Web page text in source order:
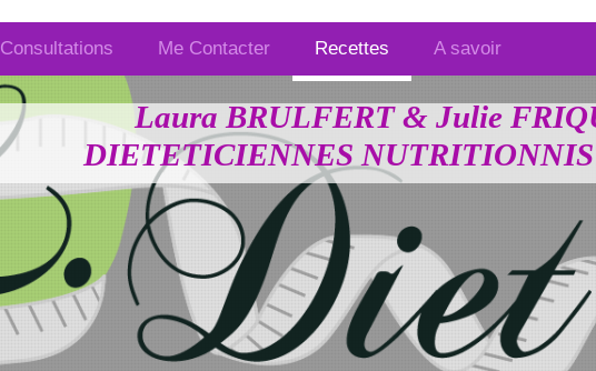
Consultations Me Contacter Recettes A savoir
Laura BRULFERT & Julie
DIETETICIENNES